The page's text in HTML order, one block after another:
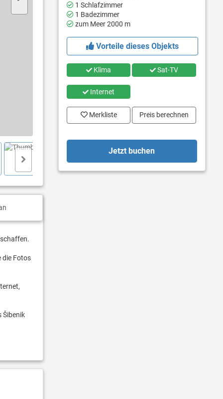
die Fotos
Šibenik
1 Schlafzimmer
1 Badezimmer
zum Meer 2000 m
Vorteile dieses Objekts
Klima Sat-TV
Internet
Merkliste Preis berechnen
Jetzt buchen